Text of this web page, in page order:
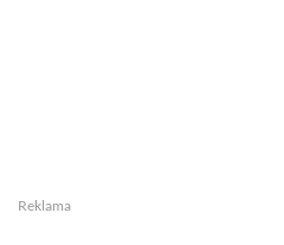
Reklama